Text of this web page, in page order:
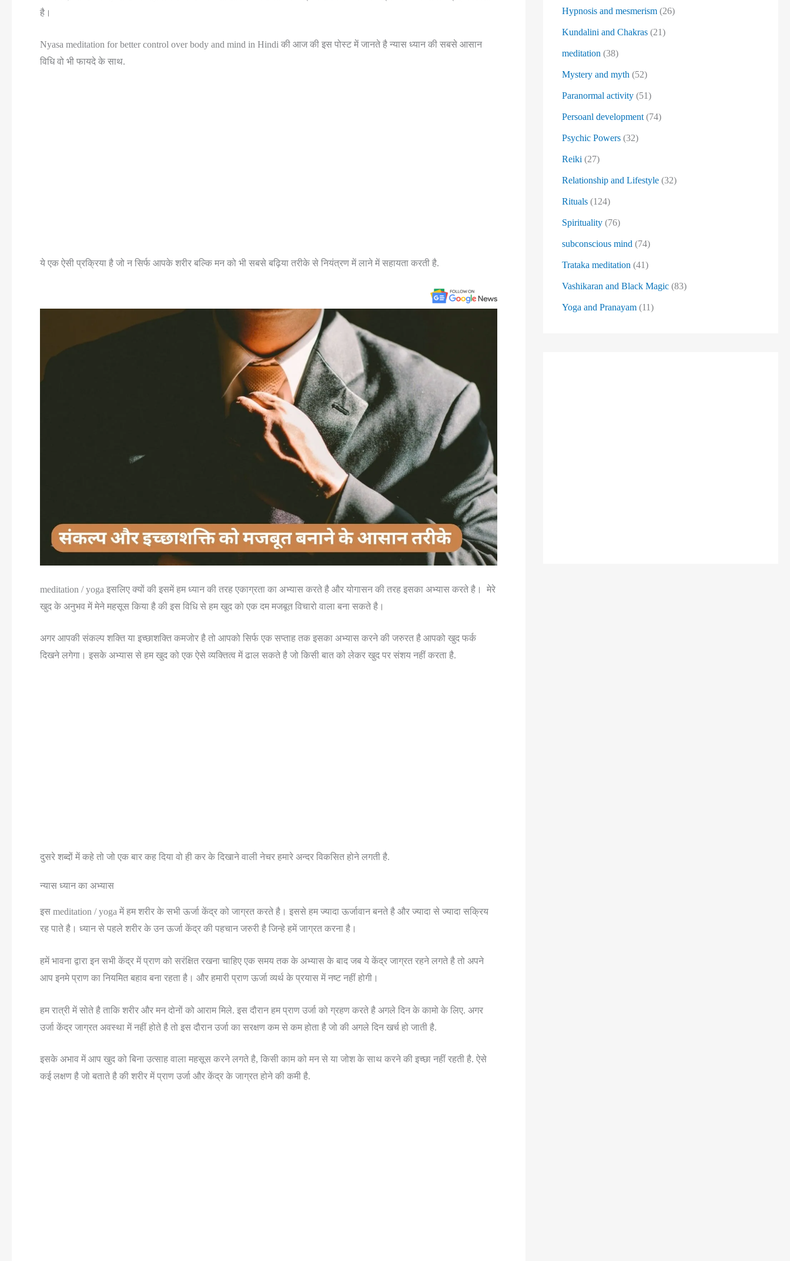
है।
Nyasa meditation for better control over body and mind in Hindi की आज की इस पोस्ट में जानते है न्यास ध्यान की सबसे आसान
विधि वो भी फायदे के साथ.
ये एक ऐसी प्रक्रिया है जो न सिर्फ आपके शरीर बल्कि मन को भी सबसे बढ़िया तरीके से नियंत्रण में लाने में सहायता करती है.
meditation / yoga इसलिए क्यों की इसमें हम ध्यान की तरह एकाग्रता का अभ्यास करते है और योगासन की तरह इसका अभ्यास करते है। मेरे
खुद के अनुभव में मेने महसूस किया है की इस विधि से हम खुद को एक दम मजबूत विचारो वाला बना सकते है।
अगर आपकी संकल्प शक्ति या इच्छाशक्ति कमजोर है तो आपको सिर्फ एक सप्ताह तक इसका अभ्यास करने की जरुरत है आपको खुद फर्क
दिखने लगेगा। इसके अभ्यास से हम खुद को एक ऐसे व्यक्तित्व में ढाल सकते है जो किसी बात को लेकर खुद पर संशय नहीं करता है.
दुसरे शब्दों में कहे तो जो एक बार कह दिया वो ही कर के दिखाने वाली नेचर हमारे अन्दर विकसित होने लगती है.
न्यास ध्यान का अभ्यास
इस meditation / yoga में हम शरीर के सभी ऊर्जा केंद्र को जाग्रत करते है। इससे हम ज्यादा ऊर्जावान बनते है और ज्यादा से ज्यादा सक्रिय
रह पाते है। ध्यान से पहले शरीर के उन ऊर्जा केंद्र की पहचान जरुरी है जिन्हे हमें जाग्रत करना है।
हमें भावना द्वारा इन सभी केंद्र में प्राण को सरंक्षित रखना चाहिए एक समय तक के अभ्यास के बाद जब ये केंद्र जाग्रत रहने लगते है तो अपने
आप इनमे प्राण का नियमित बहाव बना रहता है। और हमारी प्राण ऊर्जा व्यर्थ के प्रयास में नष्ट नहीं होगी।
हम रात्री में सोते है ताकि शरीर और मन दोनों को आराम मिले. इस दौरान हम प्राण उर्जा को ग्रहण करते है अगले दिन के कामो के लिए. अगर
उर्जा केंद्र जाग्रत अवस्था में नहीं होते है तो इस दौरान उर्जा का सरक्षण कम से कम होता है जो की अगले दिन खर्च हो जाती है.
इसके अभाव में आप खुद को बिना उत्साह वाला महसूस करने लगते है, किसी काम को मन से या जोश के साथ करने की इच्छा नहीं रहती है. ऐसे
कई लक्षण है जो बताते है की शरीर में प्राण उर्जा और केंद्र के जाग्रत होने की कमी है.
Hypnosis and mesmerism(26)
Kundalini and Chakras(21)
meditation (38)
Mystery and myth (52)
Paranormal activity(51)
Persoanl development(74)
Psychic Powers(32)
Reiki (27)
Relationship and Lifestyle(32)
Rituals(124)
Spirituality(76)
subconscious mind (74)
Trataka meditation (41)
Vashikaran and Black Magic(83)
Yoga and Pranayam(11)